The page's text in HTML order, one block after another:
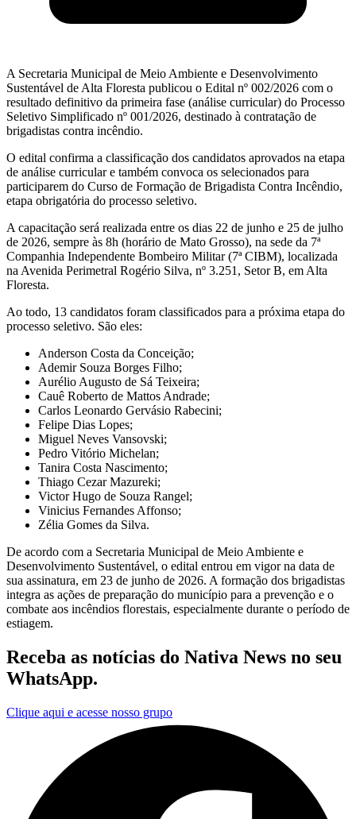
A Secretaria Municipal de Meio Ambiente e Desenvolvimento
Sustentável de Alta Floresta publicou o Edital nº 002/2026 com o
resultado definitivo da primeira fase (análise curricular) do Processo
Seletivo Simplificado nº 001/2026, destinado à contratação de
brigadistas contra incêndio.
O edital confirma a classificação dos candidatos aprovados na etapa
de análise curricular e também convoca os selecionados para
participarem do Curso de Formação de Brigadista Contra Incêndio,
etapa obrigatória do processo seletivo.
A capacitação será realizada entre os dias 22 de junho e 25 de julho
de 2026, sempre às 8h (horário de Mato Grosso), na sede da 7ª
Companhia Independente Bombeiro Militar (7ª CIBM), localizada
na Avenida Perimetral Rogério Silva, nº 3.251, Setor B, em Alta
Floresta.
Ao todo, 13 candidatos foram classificados para a próxima etapa do
processo seletivo. São eles:
Anderson Costa da Conceição;
Ademir Souza Borges Filho;
Aurélio Augusto de Sá Teixeira;
Cauê Roberto de Mattos Andrade;
Carlos Leonardo Gervásio Rabecini;
Felipe Dias Lopes;
Miguel Neves Vansovski;
Pedro Vitório Michelan;
Tanira Costa Nascimento;
Thiago Cezar Mazureki;
Victor Hugo de Souza Rangel;
Vinicius Fernandes Affonso;
Zélia Gomes da Silva.
De acordo com a Secretaria Municipal de Meio Ambiente e
Desenvolvimento Sustentável, o edital entrou em vigor na data de
sua assinatura, em 23 de junho de 2026. A formação dos brigadistas
integra as ações de preparação do município para a prevenção e o
combate aos incêndios florestais, especialmente durante o período de
estiagem.
Receba as notícias do Nativa News no seu
WhatsApp.
Clique aqui e acesse nosso grupo